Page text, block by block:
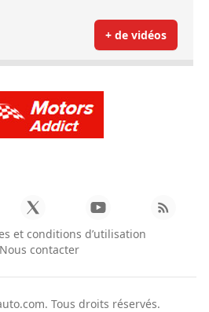
+ de vidéos
et conditions d’utilisation
Nous contacter
. Tous droits réservés.